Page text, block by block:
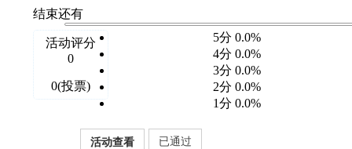
结束还有
活动评分
0
0(投票)
5分 0.0%
4分 0.0%
3分 0.0%
2分 0.0%
1分 0.0%
活动查看 已通过